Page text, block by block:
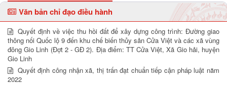
Văn bản chỉ đạo điều hành
Quyết định về việc thu hồi đất để xây dựng công trình: Đường giao
thông nối Quốc lộ 9 đến khu chế biến thủy sản Cửa Việt và các xã vùng
đông Gio Linh (Đợt 2 - GĐ 2). Địa điểm: TT Cửa Việt, Xã Gio hải, huyện
Gio Linh
Quyết định công nhận xã, thị trấn đạt chuẩn tiếp cận pháp luật năm
2022